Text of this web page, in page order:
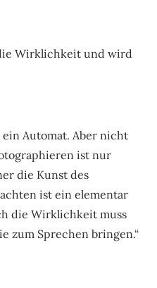
Wirklichkeit und wird
ein Automat. Aber nicht
ist nur
die Kunst des
ist ein elementar
die Wirklichkeit muss
zum Sprechen bringen.“